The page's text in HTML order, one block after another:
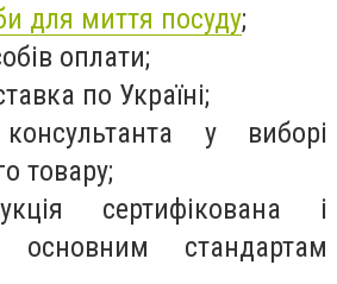
для миття посуду;
оплати;
по Україні;
у виборі
товару;
сертифікована і
основним стандартам